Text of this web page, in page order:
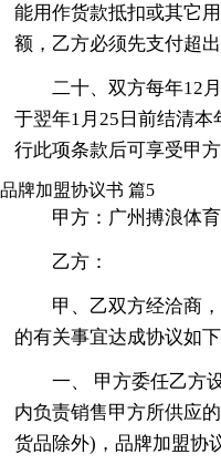
能用作货款抵扣或其它
额，乙方必须先支付超
二十、双方每年12
于翌年1月25日前结清
行此项条款后可享受甲
品牌加盟协议书 篇5
甲方：广州搏浪体
乙方：
甲、乙双方经洽商
的有关事宜达成协议如下
一、 甲方委任乙方
内负责销售甲方所供应
货品除外)，品牌加盟协